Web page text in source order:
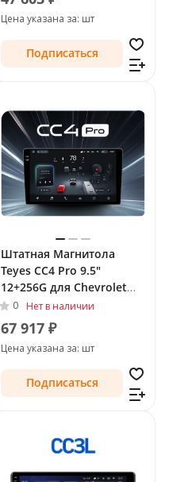
II 2012 - 2016
Цена указана за: шт
Подписаться
Штатная Магнитола
Teyes CC4 Pro 9.5"
12+256G для Chevrolet
TrailBlazer II Рестайлинг
2016 - 2022
0 Нет в наличии
67 917 ₽
Цена указана за: шт
Подписаться